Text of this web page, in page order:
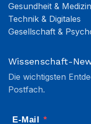
Gesundheit & Medizin
Technik & Digitales
Gesellschaft &
Wissenschaft-
Die wichtigsten
Postfach.